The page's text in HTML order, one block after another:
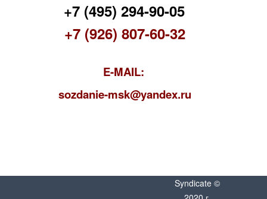
+7 (495) 294-90-05
+7 (926) 807-60-32
E-MAIL:
sozdanie-msk@yandex.ru
Syndicate ©